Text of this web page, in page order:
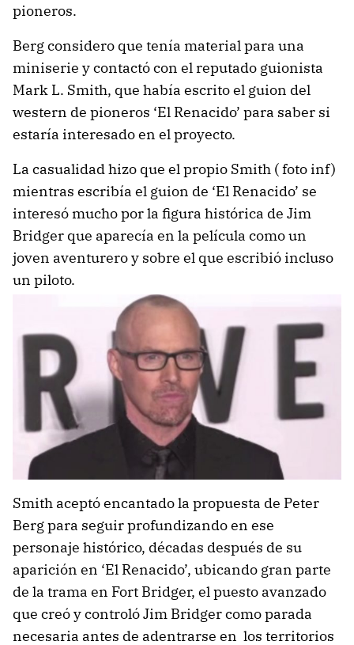
pioneros.
Berg considero que tenía material para una
miniserie y contactó con el reputado guionista
Mark L. Smith, que había escrito el guion del
western de pioneros ‘El Renacido’ para saber si
estaría interesado en el proyecto.
La casualidad hizo que el propio Smith ( foto inf)
mientras escribía el guion de ‘El Renacido’ se
interesó mucho por la figura histórica de Jim
Bridger que aparecía en la película como un
joven aventurero y sobre el que escribió incluso
un piloto.
Smith aceptó encantado la propuesta de Peter
Berg para seguir profundizando en ese
personaje histórico, décadas después de su
aparición en ‘El Renacido’, ubicando gran parte
de la trama en Fort Bridger, el puesto avanzado
que creó y controló Jim Bridger como parada
necesaria antes de adentrarse en los territorios